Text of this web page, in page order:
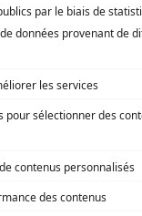
sont
Eddy(Malik Gervais-
Ils doivent
univers
difficultés
À l’école comme
à leur réalité.
spectateur d’un